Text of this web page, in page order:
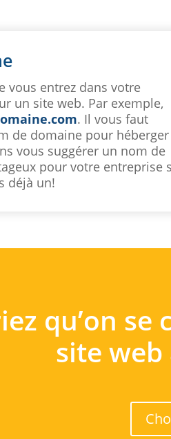
vous entrez dans votre
un site web. Par exemple,
. Il vous faut
de domaine pour héberger
vous suggérer un nom de
pour votre entreprise
déjà un!
qu’on
site web